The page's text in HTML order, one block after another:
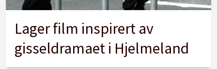
Lager film inspirert av
gisseldramaet i Hjelmeland